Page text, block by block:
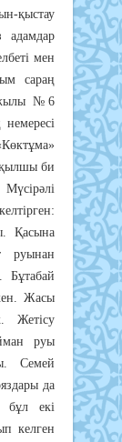
қыстау
адамдар
мен
сараң
жылы №6
би
Қасына
руынан
Бұтабай
Жасы
Жетісу
руы
Семей
да
бұл екі
келген